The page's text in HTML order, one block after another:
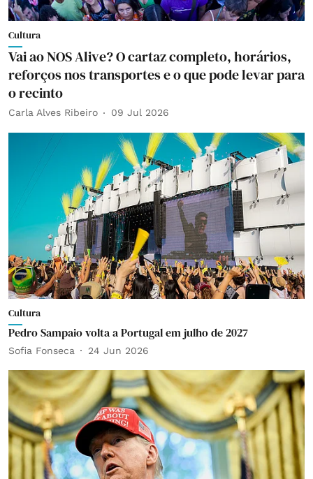
Cultura
Vai ao NOS Alive? O cartaz completo, horários,
reforços nos transportes e o que pode levar para
o recinto
Carla Alves Ribeiro 09 Jul 2026
Cultura
Pedro Sampaio volta a Portugal em julho de 2027
Sofia Fonseca 24 Jun 2026